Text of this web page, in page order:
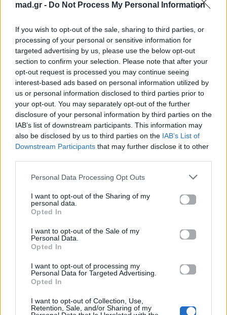
mad.gr - Do Not Process My Personal Information
If you wish to opt-out of the sale, sharing to third parties, or
processing of your personal or sensitive information for
targeted advertising by us, please use the below opt-out
section to confirm your selection. Please note that after your
opt-out request is processed you may continue seeing
interest-based ads based on personal information utilized by
us or personal information disclosed to third parties prior to
your opt-out. You may separately opt-out of the further
disclosure of your personal information by third parties on the
IAB’s list of downstream participants. This information may
also be disclosed by us to third parties on the IAB’s List of
Downstream Participants that may further disclose it to other
Personal Data Processing Opt Outs
I want to opt-out of the Sharing of my
personal data.
Opted In
I want to opt-out of the Sale of my
Personal Data.
Opted In
I want to opt-out of processing my
Personal Data for Targeted Advertising.
Opted In
I want to opt-out of Collection, Use,
Retention, Sale, and/or Sharing of my
Μονακό
Για σχόλια, μηνύματα ή φωτογραφικό υλικό
σχετικά με το Mad.gr, επισκεφτείτε μας στο
Facebook, επικοινωνήστε μέσωTwitterή
ακολουθήστε μας στο Instagram.
Apon ΣΧΕΣΗ
Ακολουθήστε το
Ακολουθήστε το